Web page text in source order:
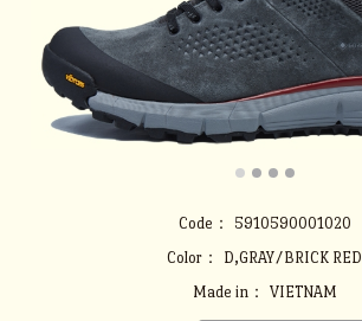
Code：
5910590001020
Color：
D,GRAY/BRICK RED
Made in：
VIETNAM